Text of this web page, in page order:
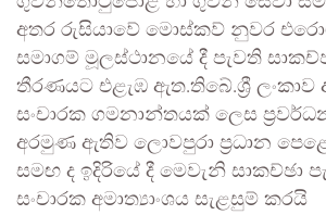
අතර රුසියාවේ මොස්කව් නුවර
සමාගම් මූලස්ථානයේ දී පැවති
තීරණයට එළැඹ ඇත.තිබේ.ශ්‍රී
සංචාරක ගමනාන්තයක් ලෙස
අරමුණ ඇතිව ලොවපුරා ප්‍රධාන
සමඟ ද ඉදිරියේ දී මෙවැනි සාකච්ඡා
සංචාරක අමාත්‍යාංශය සැළසුම් කරයි